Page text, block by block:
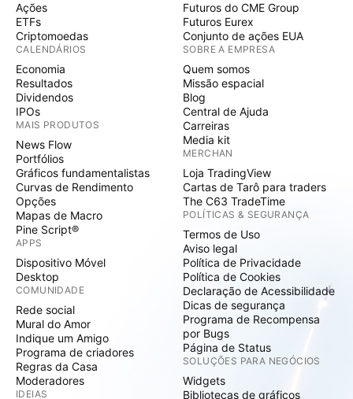
Ações
ETFs
Criptomoedas
CALENDÁRIOS
Economia
Resultados
Dividendos
IPOs
MAIS PRODUTOS
News Flow
Portfólios
Gráficos fundamentalistas
Curvas de Rendimento
Opções
Mapas de Macro
Pine Script®
APPS
Dispositivo Móvel
Desktop
COMUNIDADE
Rede social
Mural do Amor
Indique um Amigo
Programa de criadores
Regras da Casa
Moderadores
IDEIAS
Futuros do CME Group
Futuros Eurex
Conjunto de ações EUA
SOBRE A EMPRESA
Quem somos
Missão espacial
Blog
Central de Ajuda
Carreiras
Media kit
MERCHAN
Loja TradingView
Cartas de Tarô para traders
The C63 TradeTime
POLÍTICAS & SEGURANÇA
Termos de Uso
Aviso legal
Política de Privacidade
Política de Cookies
Declaração de Acessibilidade
Dicas de segurança
Programa de Recompensa
por Bugs
Página de Status
SOLUÇÕES PARA NEGÓCIOS
Widgets
Bibliotecas de gráficos